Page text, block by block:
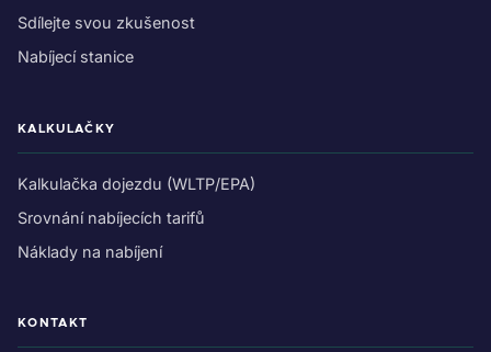
Sdílejte svou zkušenost
Nabíjecí stanice
KALKULAČKY
Kalkulačka dojezdu (WLTP/EPA)
Srovnání nabíjecích tarifů
Náklady na nabíjení
KONTAKT